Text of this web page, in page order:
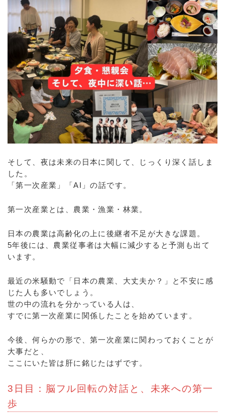
そして、夜は未来の日本に関して、じっくり深く話しま
した。
「第一次産業」「AI」の話です。
第一次産業とは、農業・漁業・林業。
日本の農業は高齢化の上に後継者不足が大きな課題。
5年後には、農業従事者は大幅に減少すると予測も出て
います。
最近の米騒動で「日本の農業、大丈夫か？」と不安に感
じた人も多いでしょう。
世の中の流れを分かっている人は、
すでに第一次産業に関係したことを始めています。
今後、何らかの形で、第一次産業に関わっておくことが
大事だと、
ここにいた皆は肝に銘じたはずです。
3日目：脳フル回転の対話と、未来への第一
歩